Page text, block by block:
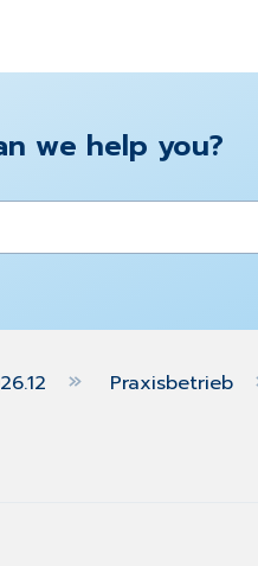
we help you?
Praxisbetrieb